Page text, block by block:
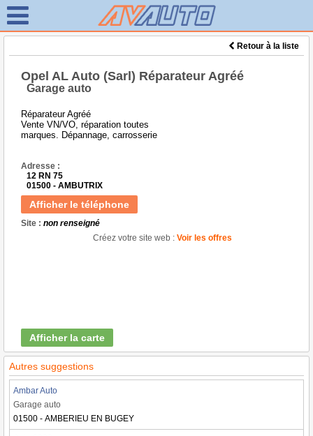
Retour à la liste
Opel AL Auto (Sarl) Réparateur Agréé
Garage auto
Réparateur Agréé
Vente VN/VO, réparation toutes
marques. Dépannage, carrosserie
Adresse :
12 RN 75
01500 - AMBUTRIX
Afficher le téléphone
Site : non renseigné
Créez votre site web : Voir les offres
Afficher la carte
Autres suggestions
Ambar Auto
Garage auto
01500 - AMBERIEU EN BUGEY